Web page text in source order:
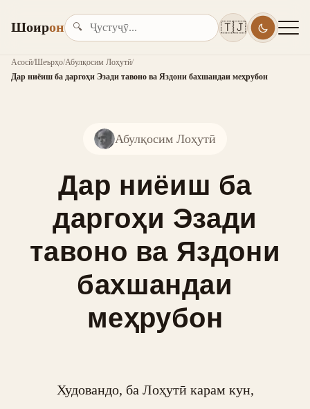
Шоирон 🔍 🇹🇯
Асосӣ/Шеърҳо/Абулқосим Лоҳутӣ/
Дар ниёиш ба даргоҳи Эзади тавоно ва Яздони бахшандаи меҳрубон
Абулқосим Лоҳутӣ
Дар ниёиш ба
даргоҳи Эзади
тавоно ва Яздони
бахшандаи
меҳрубон
Худовандо, ба Лоҳутӣ карам кун,